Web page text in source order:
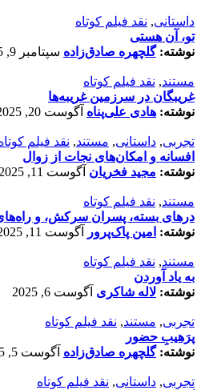
داستانی, نقد فیلم کوتاه
تو، آن هستی
نوشته:گلچهره صادق‌زاده سپتامبر 9, 2025
مستند, نقد فیلم کوتاه
غریبگان در سرزمین غریبه‌ها
نوشته: هادی علی‌پناه آگوست 20, 2025
تجربی, داستانی, مستند, نقد فیلم
افسانه‌ و امکان‌های نجات از زوال
نوشته: مجید فخریان آگوست 11, 2025
مستند, نقد فیلم کوتاه
درهای بسته، پسران سرکش، و
نوشته: امین پاک‌پرور آگوست 11, 2025
مستند, نقد فیلم کوتاه
به یاد آوردن
نوشته: لاله شاکری آگوست 6, 2025
تجربی, مستند, نقد فیلم کوتاه
پرَهیب‌ِ حضور
نوشته:گلچهره صادق‌زاده آگوست 5, 2025
تجربی, داستانی, نقد فیلم کوتاه